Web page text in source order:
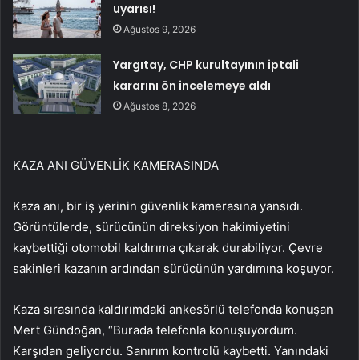
uyarısı!
Ağustos 9, 2026
Yargıtay, CHP kurultayının iptali
kararını ön incelemeye aldı
Ağustos 8, 2026
KAZA ANI GÜVENLİK KAMERASINDA
Kaza anı, bir iş yerinin güvenlik kamerasına yansıdı.
Görüntülerde, sürücünün direksiyon hakimiyetini
kaybettiği otomobil kaldırıma çıkarak durabiliyor. Çevre
sakinleri kazanın ardından sürücünün yardımına koşuyor.
Kaza sırasında kaldırımdaki ankesörlü telefonda konuşan
Mert Gündoğan, “Burada telefonla konuşuyordum.
Karşıdan geliyordu. Sanırım kontrolü kaybetti. Yanındaki